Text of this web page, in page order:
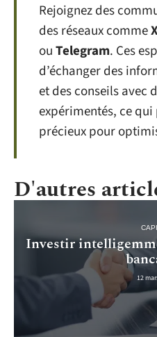
Rejoignez des
des réseaux comme
ouTelegram. Ces
d’échanger des
et des conseils avec
expérimentés, ce qui
précieux pour
D'autres
Investir
12